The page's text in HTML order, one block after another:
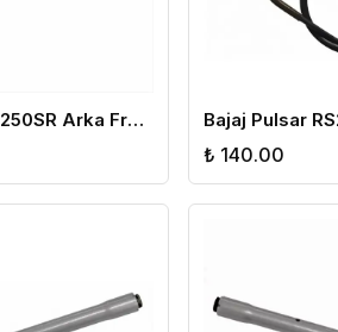
CF Moto 250SR Arka Fren Pedalı
₺ 140.00